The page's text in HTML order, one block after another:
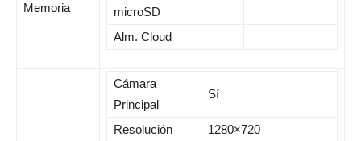
Memoria
microSD
Alm. Cloud
Cámara
Principal
Sí
Resolución
1280×720